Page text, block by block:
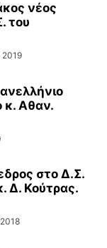
νέος
του
2019
κ. Αθαν.
στο Δ.Σ.
Δ. Κούτρας.